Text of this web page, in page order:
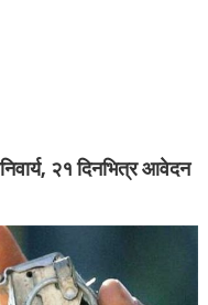
२१ दिनभित्र आवेदन